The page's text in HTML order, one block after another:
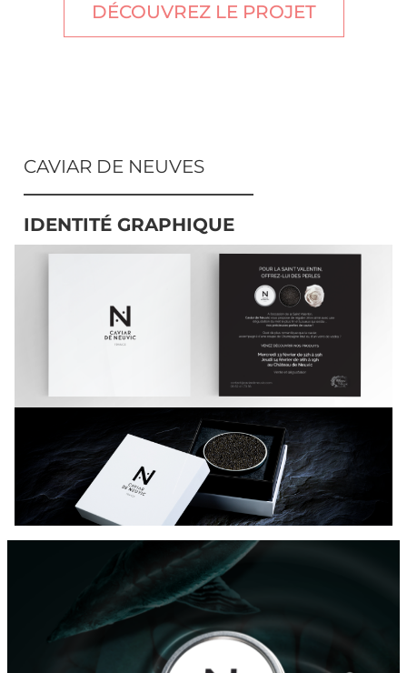
DÉCOUVREZ LE PROJET
CAVIAR DE NEUVES
IDENTITÉ GRAPHIQUE